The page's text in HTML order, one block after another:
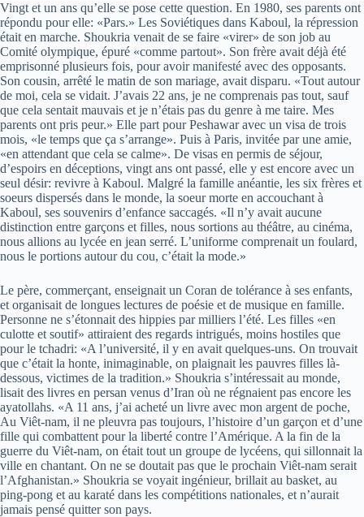
Vingt et un ans qu’elle se pose cette question. En 1980, ses parents ont
répondu pour elle: «Pars.» Les Soviétiques dans Kaboul, la répression
était en marche. Shoukria venait de se faire «virer» de son job au
Comité olympique, épuré «comme partout». Son frère avait déjà été
emprisonné plusieurs fois, pour avoir manifesté avec des opposants.
Son cousin, arrêté le matin de son mariage, avait disparu. «Tout autour
de moi, cela se vidait. J’avais 22 ans, je ne comprenais pas tout, sauf
que cela sentait mauvais et je n’étais pas du genre à me taire. Mes
parents ont pris peur.» Elle part pour Peshawar avec un visa de trois
mois, «le temps que ça s’arrange». Puis à Paris, invitée par une amie,
«en attendant que cela se calme». De visas en permis de séjour,
d’espoirs en déceptions, vingt ans ont passé, elle y est encore avec un
seul désir: revivre à Kaboul. Malgré la famille anéantie, les six frères et
soeurs dispersés dans le monde, la soeur morte en accouchant à
Kaboul, ses souvenirs d’enfance saccagés. «Il n’y avait aucune
distinction entre garçons et filles, nous sortions au théâtre, au cinéma,
nous allions au lycée en jean serré. L’uniforme comprenait un foulard,
nous le portions autour du cou, c’était la mode.»
Le père, commerçant, enseignait un Coran de tolérance à ses enfants,
et organisait de longues lectures de poésie et de musique en famille.
Personne ne s’étonnait des hippies par milliers l’été. Les filles «en
culotte et soutif» attiraient des regards intrigués, moins hostiles que
pour le tchadri: «A l’université, il y en avait quelques-uns. On trouvait
que c’était la honte, inimaginable, on plaignait les pauvres filles là-
dessous, victimes de la tradition.» Shoukria s’intéressait au monde,
lisait des livres en persan venus d’Iran où ne régnaient pas encore les
ayatollahs. «A 11 ans, j’ai acheté un livre avec mon argent de poche,
Au Viêt-nam, il ne pleuvra pas toujours, l’histoire d’un garçon et d’une
fille qui combattent pour la liberté contre l’Amérique. A la fin de la
guerre du Viêt-nam, on était tout un groupe de lycéens, qui sillonnait la
ville en chantant. On ne se doutait pas que le prochain Viêt-nam serait
l’Afghanistan.» Shoukria se voyait ingénieur, brillait au basket, au
ping-pong et au karaté dans les compétitions nationales, et n’aurait
jamais pensé quitter son pays.